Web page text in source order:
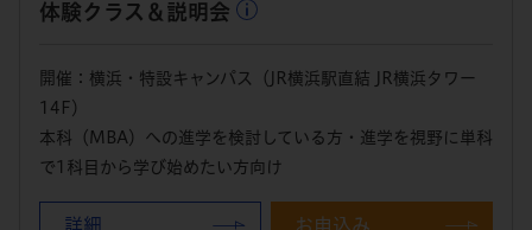
体験クラス＆説明会
開催：横浜・特設キャンパス（JR横浜駅直結 JR横浜タワー
14F）
本科（MBA）への進学を検討している方・進学を視野に単科
で1科目から学び始めたい方向け
詳細 お申込み